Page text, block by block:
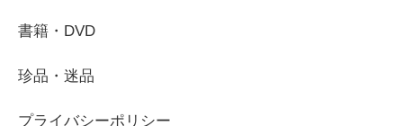
書籍・DVD
珍品・迷品
プライバシーポリシー